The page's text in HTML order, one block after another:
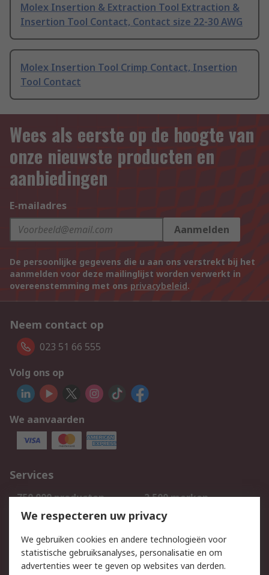
Molex Insertion & Extraction Tool Extraction &
Insertion Tool Contact, Contact size 22-30 AWG
Molex Insertion Tool Crimp Contact, Insertion
Tool Contact
Wees als eerste op de hoogte van
onze nieuwste producten en
aanbiedingen
E-mailadres
Aanmelden
De persoonlijke gegevens die u aan ons verstrekt bij het
aanmelden voor deze mailinglijst worden verwerkt in
overeenstemming met ons privacybeleid.
Neem contact op
023 51 66 555
Volg ons op
We aanvaarden
Services
750.000 producten
2.500 merken
Bestellen
Inkoopoplossingen
Track & Trace
We respecteren uw privacy
We gebruiken cookies en andere technologieën voor
statistische gebruiksanalyses, personalisatie en om
advertenties weer te geven op websites van derden.